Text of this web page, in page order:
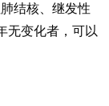
结核、继发性
无变化者，可以